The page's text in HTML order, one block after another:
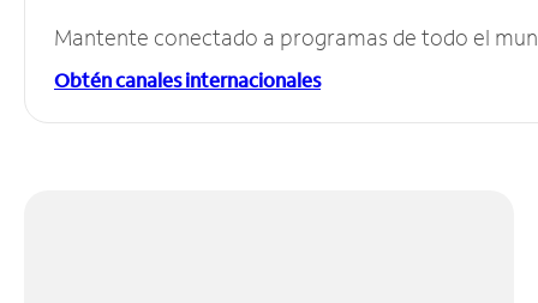
Mantente conectado a programas de todo el
Obtén canales internacionales